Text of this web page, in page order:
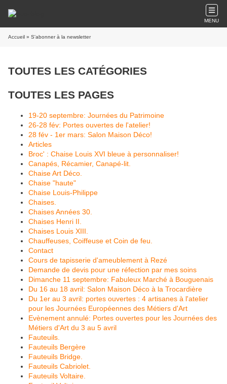
MENU
Accueil » S'abonner à la newsletter
TOUTES LES CATÉGORIES
TOUTES LES PAGES
19-20 septembre: Journées du Patrimoine
26-28 fév: Portes ouvertes de l'atelier!
28 fév - 1er mars: Salon Maison Déco!
Articles
Broc' : Chaise Louis XVI bleue à personnaliser!
Canapés, Récamier, Canapé-lit.
Chaise Art Déco.
Chaise "haute"
Chaise Louis-Philippe
Chaises.
Chaises Années 30.
Chaises Henri II.
Chaises Louis XIII.
Chauffeuses, Coiffeuse et Coin de feu.
Contact
Cours de tapisserie d'ameublement à Rezé
Demande de devis pour une réfection par mes soins
Dimanche 11 septembre: Fabuleux Marché à Bouguenais
Du 16 au 18 avril: Salon Maison Déco à la Trocardière
Du 1er au 3 avril: portes ouvertes : 4 artisanes à l'atelier
pour les Journées Européennes des Métiers d'Art
Evènement annulé: Portes ouvertes pour les Journées des
Métiers d'Art du 3 au 5 avril
Fauteuils.
Fauteuils Bergère
Fauteuils Bridge.
Fauteuils Cabriolet.
Fauteuils Voltaire.